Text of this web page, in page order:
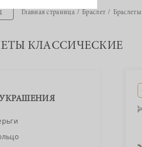
Главная страница Браслет
КЛАССИЧЕСКИЕ